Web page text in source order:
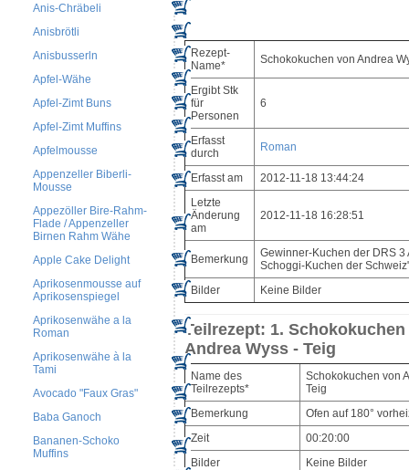
Anis-Chräbeli
Anisbrötli
Anisbusserln
Apfel-Wähe
Apfel-Zimt Buns
Apfel-Zimt Muffins
Apfelmousse
Appenzeller Biberli-
Mousse
Appezöller Bire-Rahm-
Flade / Appenzeller
Birnen Rahm Wähe
Apple Cake Delight
Aprikosenmousse auf
Aprikosenspiegel
Aprikosenwähe a la
Roman
Aprikosenwähe à la
Tami
Avocado "Faux Gras"
Baba Ganoch
Bananen-Schoko
Muffins
Rezept-
Name*
Schokokuchen von Andrea
Ergibt Stk
für
Personen
6
Erfasst
durch
Roman
Erfasst am
2012-11-18 13:44:24
Letzte
Änderung
am
2012-11-18 16:28:51
Bemerkung
Gewinner-Kuchen der DRS 3
Schoggi-Kuchen der
Bilder
Keine Bilder
Teilrezept: 1.
Andrea Wyss - Teig
Name des
Teilrezepts*
Schokokuchen von
Teig
Bemerkung
Ofen auf 180°
Zeit
00:20:00
Bilder
Keine Bilder